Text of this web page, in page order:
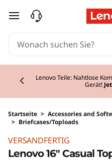
zum Hauptinhalt springen
Lenovo Teile: Nahtlose
Gerät!
Startseite > Accessories and
> Briefcases/Toploads
VERSANDFERTIG
Lenovo 16" Casual